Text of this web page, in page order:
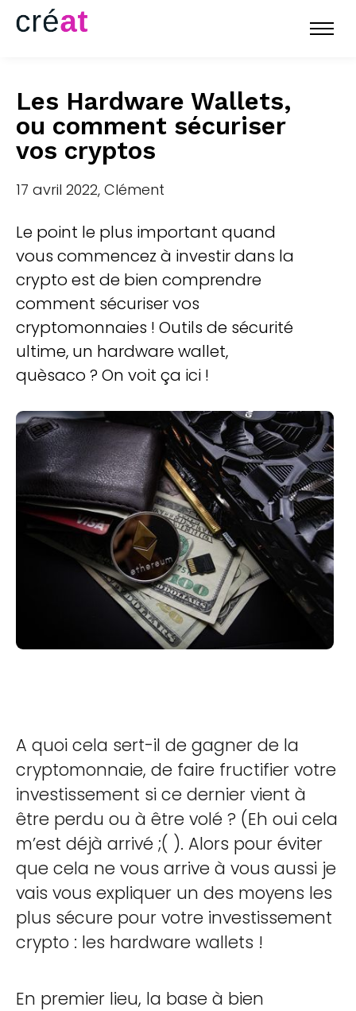
Les Hardware Wallets,
ou comment sécuriser
vos cryptos
17 avril 2022, Clément
Le point le plus important quand
vous commencez à investir dans la
crypto est de bien comprendre
comment sécuriser vos
cryptomonnaies ! Outils de sécurité
ultime, un hardware wallet,
quèsaco ? On voit ça ici !
A quoi cela sert-il de gagner de la
cryptomonnaie, de faire fructifier votre
investissement si ce dernier vient à
être perdu ou à être volé ? (Eh oui cela
m’est déjà arrivé ;( ). Alors pour éviter
que cela ne vous arrive à vous aussi je
vais vous expliquer un des moyens les
plus sécure pour votre investissement
crypto : les hardware wallets !
En premier lieu, la base à bien